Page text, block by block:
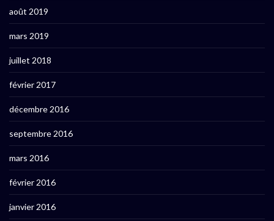
août 2019
mars 2019
juillet 2018
février 2017
décembre 2016
septembre 2016
mars 2016
février 2016
janvier 2016